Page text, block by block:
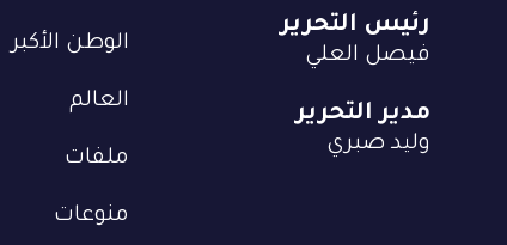
الوطن الأكبر
العالم
ملفات
منوعات
رئيس التحرير
فيصل العلي
مدير التحرير
وليد صبري